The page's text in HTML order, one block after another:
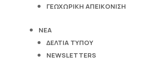
ΓΕΩΧΩΡΙΚΉ ΑΠΕΙΚΌΝΙΣΗ
ΝΈΑ
ΔΕΛΤΊΑ ΤΎΠΟΥ
NEWSLETTERS